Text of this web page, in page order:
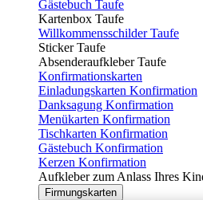
Gästebuch Taufe
Kartenbox Taufe
Willkommensschilder Taufe
Sticker Taufe
Absenderaufkleber Taufe
Konfirmationskarten
Einladungskarten Konfirmation
Danksagung Konfirmation
Menükarten Konfirmation
Tischkarten Konfirmation
Gästebuch Konfirmation
Kerzen Konfirmation
Aufkleber zum Anlass Ihres
Firmungskarten